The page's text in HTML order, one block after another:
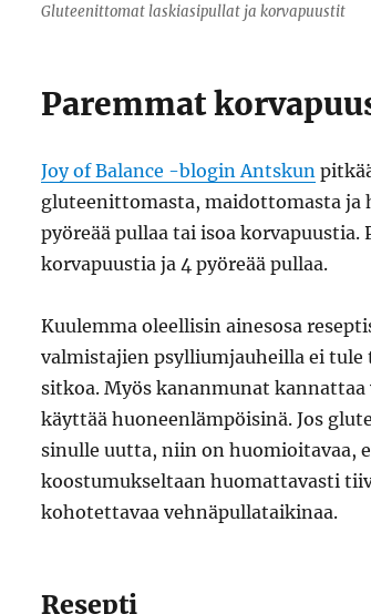
Gluteenittomat laskiasipullat ja korvapuustit
Paremmat
Joy of Balance -blogin Antskun
gluteenittomasta, maidottomasta ja
pyöreää pullaa tai isoa
korvapuustia ja 4 pyöreää pullaa.
Kuulemma oleellisin ainesosa
valmistajien psylliumjauheilla ei tule
sitkoa. Myös kananmunat
käyttää huoneenlämpöisinä. Jos
sinulle uutta, niin on huomioitavaa,
koostumukseltaan huomattavasti
kohotettavaa vehnäpullataikinaa.
Resepti